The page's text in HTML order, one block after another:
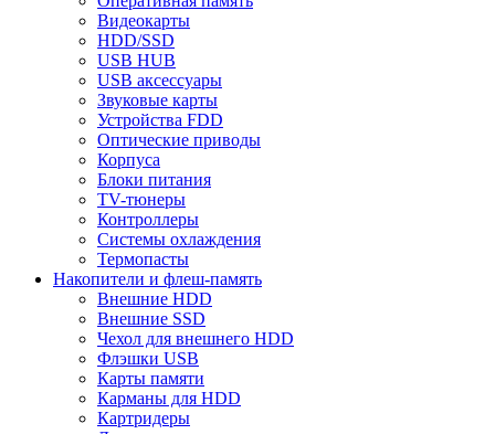
Видеокарты
HDD/SSD
USB HUB
USB аксессуары
Звуковые карты
Устройства FDD
Оптические приводы
Корпуса
Блоки питания
TV-тюнеры
Контроллеры
Системы охлаждения
Термопасты
Накопители и флеш-память
Внешние HDD
Внешние SSD
Чехол для внешнего HDD
Флэшки USB
Карты памяти
Карманы для HDD
Картридеры